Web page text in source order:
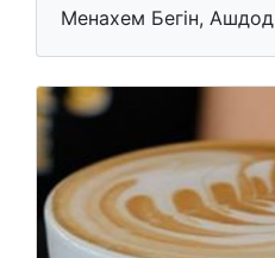
Менахем Бегін, Ашдод